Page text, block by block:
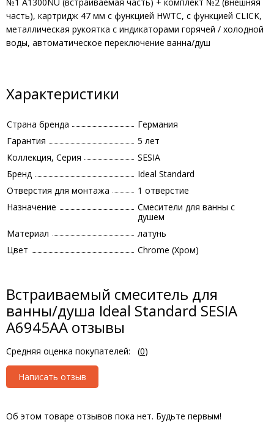
часть), картридж 47 мм с функцией HWTC, с функцией CLICK,
металлическая рукоятка с индикаторами горячей / холодной
воды, автоматическое переключение ванна/душ
Характеристики
Страна бренда
Германия
Гарантия
5 лет
Коллекция, Серия
SESIA
Бренд
Ideal Standard
Отверстия для монтажа
1 отверстие
Назначение
Смесители для ванны с
душем
Материал
латунь
Цвет
Chrome (Хром)
Встраиваемый смеситель для
ванны/душа Ideal Standard SESIA
A6945AA отзывы
Средняя оценка покупателей: (0)
Написать отзыв
Об этом товаре отзывов пока нет. Будьте первым!